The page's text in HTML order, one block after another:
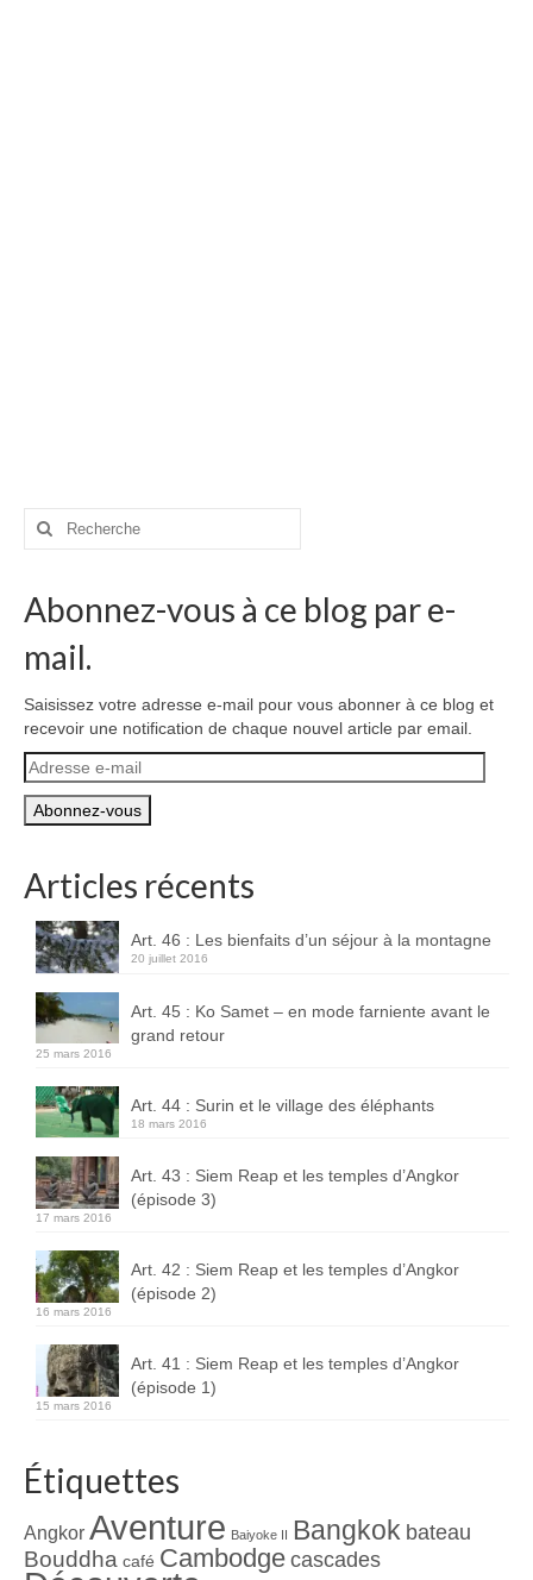
Rechercher
Abonnez-vous à ce blog par e-
mail.
Saisissez votre adresse e-mail pour vous abonner à ce blog et
recevoir une notification de chaque nouvel article par email.
Adresse
e-
mail
Articles récents
Art. 46 : Les bienfaits d’un séjour à la montagne
20 juillet 2016
Art. 45 : Ko Samet – en mode farniente avant le
grand retour
25 mars 2016
Art. 44 : Surin et le village des éléphants
18 mars 2016
Art. 43 : Siem Reap et les temples d’Angkor
(épisode 3)
17 mars 2016
Art. 42 : Siem Reap et les temples d’Angkor
(épisode 2)
16 mars 2016
Art. 41 : Siem Reap et les temples d’Angkor
(épisode 1)
15 mars 2016
Étiquettes
Angkor Aventure Baiyoke II Bangkok bateau
Bouddha café Cambodge cascades